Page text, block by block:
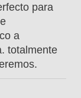
para
a
totalmente